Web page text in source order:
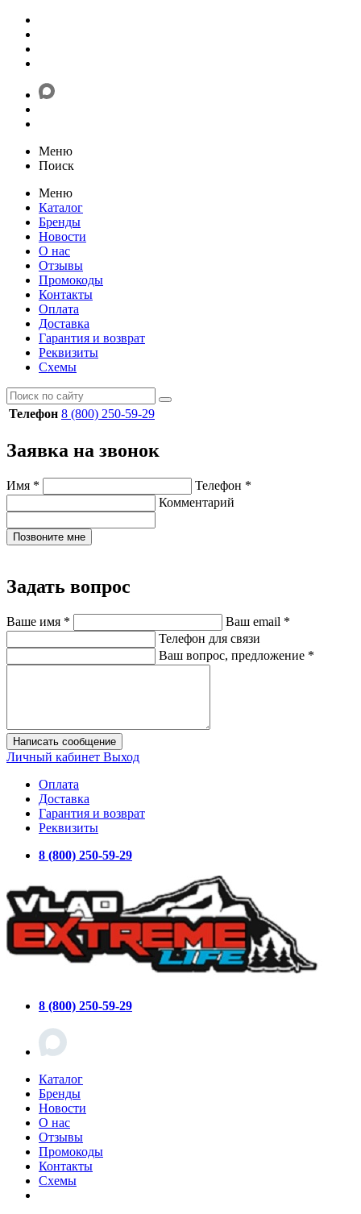
Меню
Поиск
Меню
Каталог
Бренды
Новости
О нас
Отзывы
Промокоды
Контакты
Оплата
Доставка
Гарантия и возврат
Реквизиты
Схемы
Телефон 8 (800) 250-59-29
Заявка на звонок
Имя * Телефон *
Комментарий
Позвоните мне
Задать вопрос
Ваше имя * Ваш email *
Телефон для связи
Ваш вопрос, предложение *
Написать сообщение
Личный кабинет Выход
Оплата
Доставка
Гарантия и возврат
Реквизиты
8 (800) 250-59-29
8 (800) 250-59-29
Каталог
Бренды
Новости
О нас
Отзывы
Промокоды
Контакты
Схемы